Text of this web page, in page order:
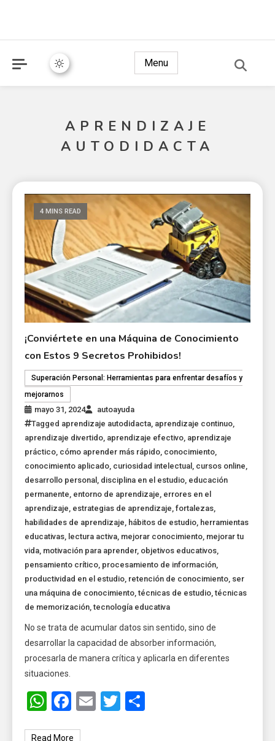
Menu
APRENDIZAJE
AUTODIDACTA
4 MINS READ
¡Conviértete en una Máquina de Conocimiento
con Estos 9 Secretos Prohibidos!
Superación Personal: Herramientas para enfrentar desafíos y
mejorarnos
mayo 31, 2024
autoayuda
Tagged aprendizaje autodidacta, aprendizaje continuo,
aprendizaje divertido, aprendizaje efectivo, aprendizaje
práctico, cómo aprender más rápido, conocimiento,
conocimiento aplicado, curiosidad intelectual , cursos online,
desarrollo personal , disciplina en el estudio, educación
permanente, entorno de aprendizaje, errores en el
aprendizaje, estrategias de aprendizaje,fortalezas,
habilidades de aprendizaje, hábitos de estudio, herramientas
educativas, lectura activa, mejorar conocimiento, mejorar tu
vida, motivación para aprender, objetivos educativos,
pensamiento crítico, procesamiento de información,
productividad en el estudio, retención de conocimiento, ser
una máquina de conocimiento,técnicas de estudio,técnicas
de memorización,tecnología educativa
No se trata de acumular datos sin sentido, sino de
desarrollar la capacidad de absorber información,
procesarla de manera crítica y aplicarla en diferentes
situaciones.
WhatsApp
Facebook
EmailTwitter
Read More